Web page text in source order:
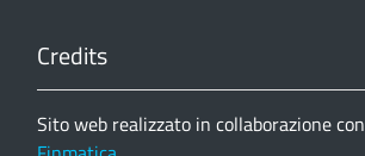
Credits
Sito web realizzato in collaborazione con